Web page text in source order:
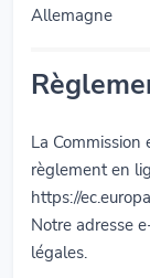
Allemagne
La
règlement en
https://
Notre adresse
légales.